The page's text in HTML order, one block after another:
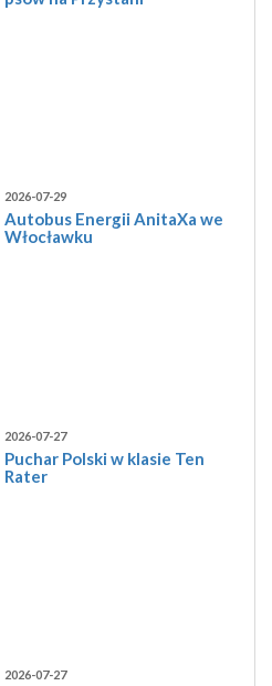
2026-07-29
Autobus Energii AnitaXa we
Włocławku
2026-07-27
Puchar Polski w klasie Ten
Rater
2026-07-27